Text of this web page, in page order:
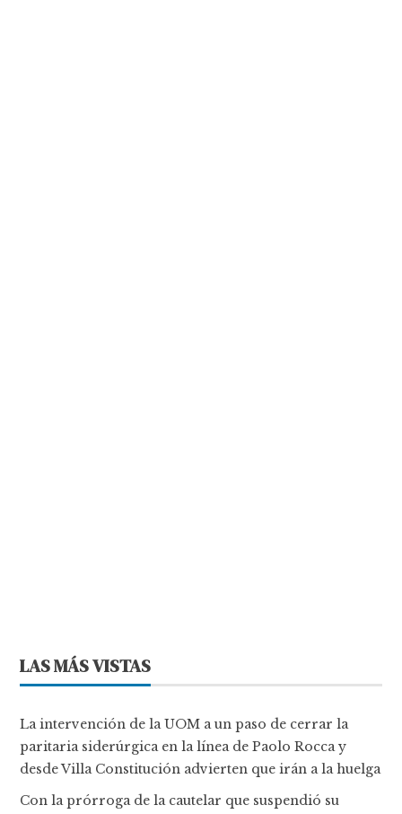
LAS MÁS VISTAS
La intervención de la UOM a un paso de cerrar la
paritaria siderúrgica en la línea de Paolo Rocca y
desde Villa Constitución advierten que irán a la huelga
Con la prórroga de la cautelar que suspendió su